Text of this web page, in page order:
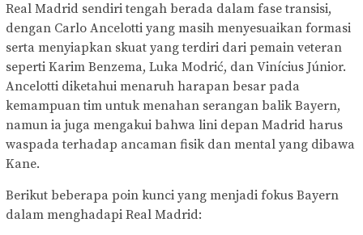
Real Madrid sendiri tengah berada dalam fase transisi,
dengan Carlo Ancelotti yang masih menyesuaikan formasi
serta menyiapkan skuat yang terdiri dari pemain veteran
seperti Karim Benzema, Luka Modrić, dan Vinícius Júnior.
Ancelotti diketahui menaruh harapan besar pada
kemampuan tim untuk menahan serangan balik Bayern,
namun ia juga mengakui bahwa lini depan Madrid harus
waspada terhadap ancaman fisik dan mental yang dibawa
Kane.
Berikut beberapa poin kunci yang menjadi fokus Bayern
dalam menghadapi Real Madrid: